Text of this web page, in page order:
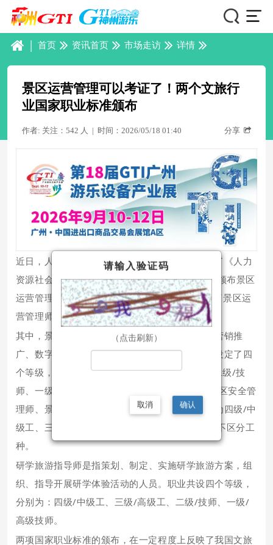
| 首页 资讯首页 市场走访 详情
景区运营管理可以考证了！两个文旅行
业国家职业标准颁布
作者: 关注：542 人 | 时间：2026/05/18 01:40 分享
近日， 人力资源社会保障部和文化和旅游部发布了《 人力
资源社会保障部办公厅 文化和旅游部办公厅关于颁布景区
运营管理师等2个国家职业标准的通知》，制定了景区运
营管理师和研学旅游指导师两个国家职业标准。
其中，景区运营管理师是指从事景区安全管理、营销推
广、数字化管理、生态环境保护等的人员。职业设定了四
个等级，分别为：四级/中级工、三级/高级工、二级/技
师、一级/高级技师。其中，景区营销推广师、景区安全管
理师、景区生态环境保护师、智慧景区管理师分为四级/中
级工、三级/高级工、二级/技师，一级/高级技师不区分工
种。
研学旅游指导师是指策划、制定、实施研学旅游方案，组
织、指导开展研学体验活动的人员。职业共设四个等级，
分别为：四级/中级工、三级/高级工、二级/技师、一级/
高级技师。
两项国家职业标准的颁布，在一定程度上反映了我国文旅
请输入验证码
（点击刷新）
取消 确认